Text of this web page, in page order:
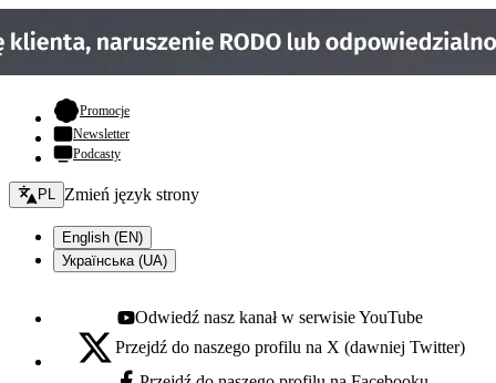
Promocje- otwiera się w nowej karcie
Newsletter
Podcasty
Zmień język - bieżący:
PL Zmień język strony
English (EN)
Українська (UA)
Youtube - otwiera się w nowej karcie
Odwiedź nasz kanał w serwisie YouTube
X - otwiera się w nowej karcie
Przejdź do naszego profilu na X (dawniej Twitter)